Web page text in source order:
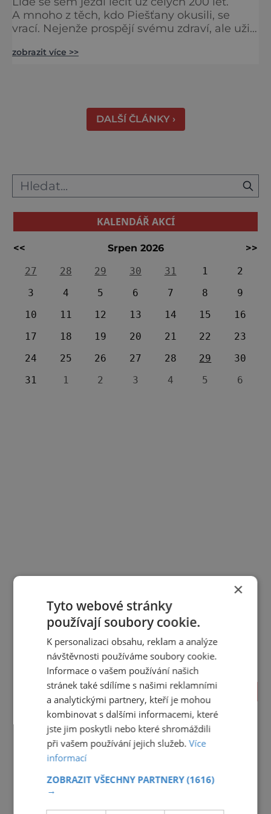
A mnoho z těch, kdo Piešťany okusili, se
vrací. Nejenže prospějí svému zdraví, ale užijí
řekne slovenské lázně, Piešťany bývají první
zobrazit více >>
DALŠÍ ČLÁNKY ›
KALENDÁŘ AKCÍ
<< Srpen 2026
>>
27
28 29 30 31 1
2
3
4 5 6 7 8
9
10
11 12 13 14 15
16
17
18 19 20 21 22
23
24
25 26 27 28 29
30
31
1 2 3 4 5 6
TIPY NA CESTY
Jihočeský krajJihomoravský krajKarlovarský kraj
Královéhradecký krajLiberecký kraj
Moravskoslezský krajOlomoucký kraj
Pardubický kraj
Středočeský krajÚstecký kraj Vysočina
×
Tyto webové stránky
používají soubory cookie.
K personalizaci obsahu, reklam a analýze
návštěvnosti používáme soubory cookie.
Informace o vašem používání našich
stránek také sdílíme s našimi reklamními
a analytickými partnery, kteří je mohou
kombinovat s dalšími informacemi, které
jste jim poskytli nebo které shromáždili
při vašem používání jejich služeb.Více
informací
ZOBRAZIT VŠECHNY PARTNERY(1616)
→